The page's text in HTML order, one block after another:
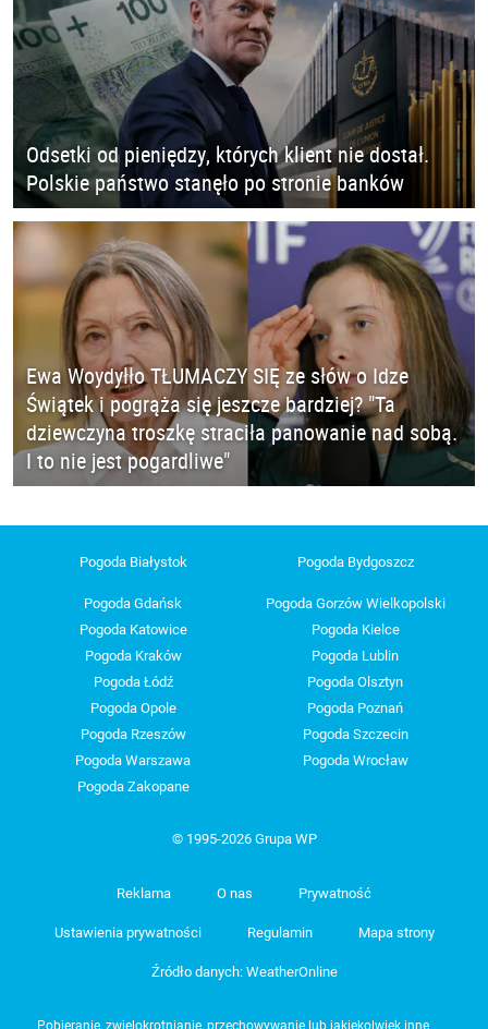
Odsetki od pieniędzy, których klient nie dostał.
Polskie państwo stanęło po stronie banków
Ewa Woydyłło TŁUMACZY SIĘ ze słów o Idze
Świątek i pogrąża się jeszcze bardziej? "Ta
dziewczyna troszkę straciła panowanie nad sobą.
I to nie jest pogardliwe"
Pogoda Białystok Pogoda Bydgoszcz
Pogoda Gdańsk
Pogoda Gorzów Wielkopolski
Pogoda Katowice
Pogoda Kielce
Pogoda Kraków
Pogoda Lublin
Pogoda Łódź
Pogoda Olsztyn
Pogoda Opole
Pogoda Poznań
Pogoda Rzeszów
Pogoda Szczecin
Pogoda Warszawa
Pogoda Wrocław
Pogoda Zakopane
© 1995-2026 Grupa WP
Reklama O nas Prywatność
Ustawienia prywatności Regulamin Mapa strony
Źródło danych: WeatherOnline
Pobieranie, zwielokrotnianie, przechowywanie lub jakiekolwiek inne